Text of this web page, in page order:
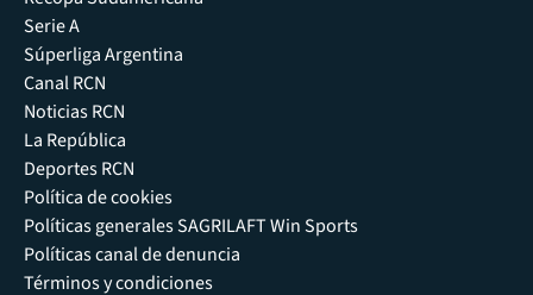
Serie A
Súperliga Argentina
Canal RCN
Noticias RCN
La República
Deportes RCN
Política de cookies
Políticas generales SAGRILAFT Win Sports
Políticas canal de denuncia
Términos y condiciones